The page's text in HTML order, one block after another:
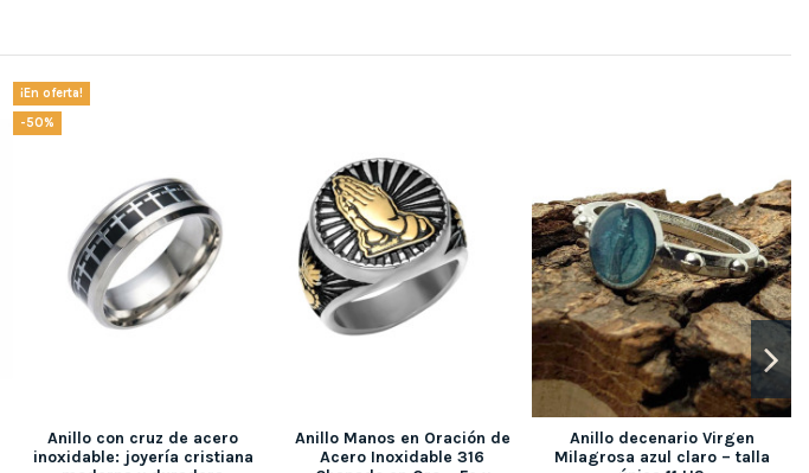
¡En oferta!
-50%
Anillo con cruz de acero
inoxidable: joyería cristiana
Anillo Manos en Oración de
Acero Inoxidable 316
Anillo decenario Virgen
Milagrosa azul claro – talla